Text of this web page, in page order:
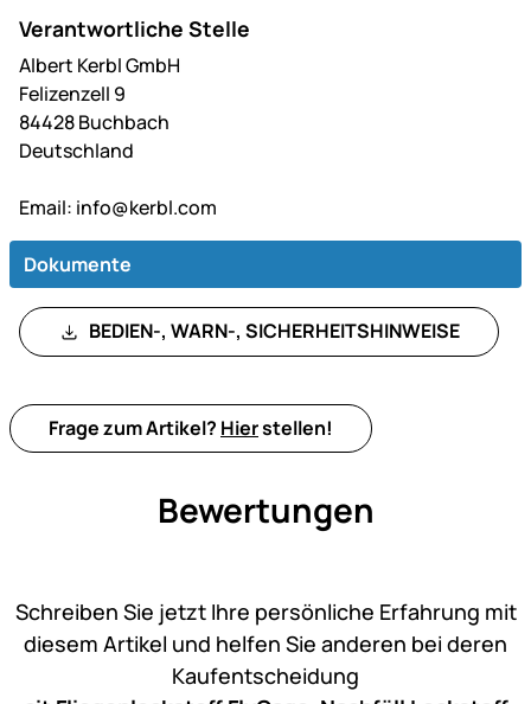
Verantwortliche Stelle
Albert Kerbl GmbH
Felizenzell 9
84428 Buchbach
Deutschland
Email: info@kerbl.com
Dokumente
BEDIEN-, WARN-, SICHERHEITSHINWEISE
Frage zum Artikel? Hierstellen!
Bewertungen
Schreiben Sie jetzt Ihre persönliche Erfahrung mit
diesem Artikel und helfen Sie anderen bei deren
Kaufentscheidung